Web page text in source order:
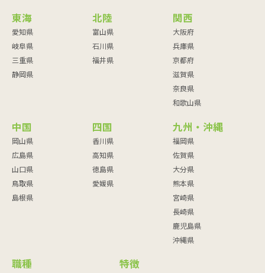
東海
愛知県
岐阜県
三重県
静岡県
北陸
富山県
石川県
福井県
関西
大阪府
兵庫県
京都府
滋賀県
奈良県
和歌山県
中国
岡山県
広島県
山口県
鳥取県
島根県
四国
香川県
高知県
徳島県
愛媛県
九州・沖縄
福岡県
佐賀県
大分県
熊本県
宮崎県
長崎県
鹿児島県
沖縄県
職種 特徴